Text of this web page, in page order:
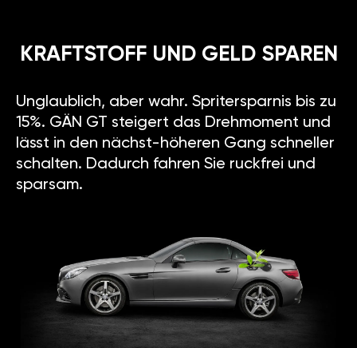
KRAFTSTOFF UND GELD SPAREN
Unglaublich, aber wahr. Spritersparnis bis zu
15%. GÄN GT steigert das Drehmoment und
lässt in den nächst-höheren Gang schneller
schalten. Dadurch fahren Sie ruckfrei und
sparsam.